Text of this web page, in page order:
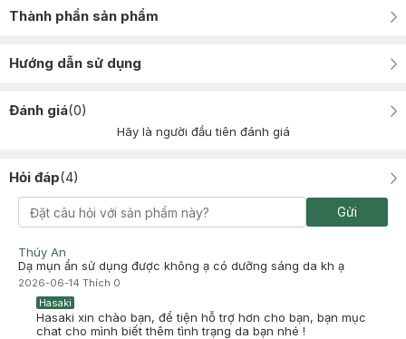
Thành phần sản phẩm
Hướng dẫn sử dụng
Đánh giá(0)
Hãy là người đầu tiên đánh giá
Hỏi đáp(4)
Gửi
Thúy An
Dạ mụn ẩn sử dụng được không ạ có dưỡng sáng da kh ạ
2026-06-14 Thích 0
Hasaki
Hasaki xin chào bạn, để tiện hỗ trợ hơn cho bạn, bạn mục
chat cho mình biết thêm tình trạng da bạn nhé !